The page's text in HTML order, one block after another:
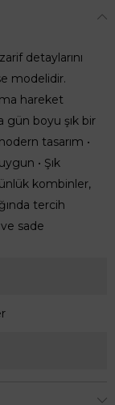
detaylarını
modelidir.
hareket
gün boyu şık bir
tasarım •
• Şık
kombinler,
tercih
sade